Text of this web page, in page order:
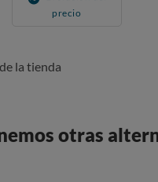
precio
la tienda
otras